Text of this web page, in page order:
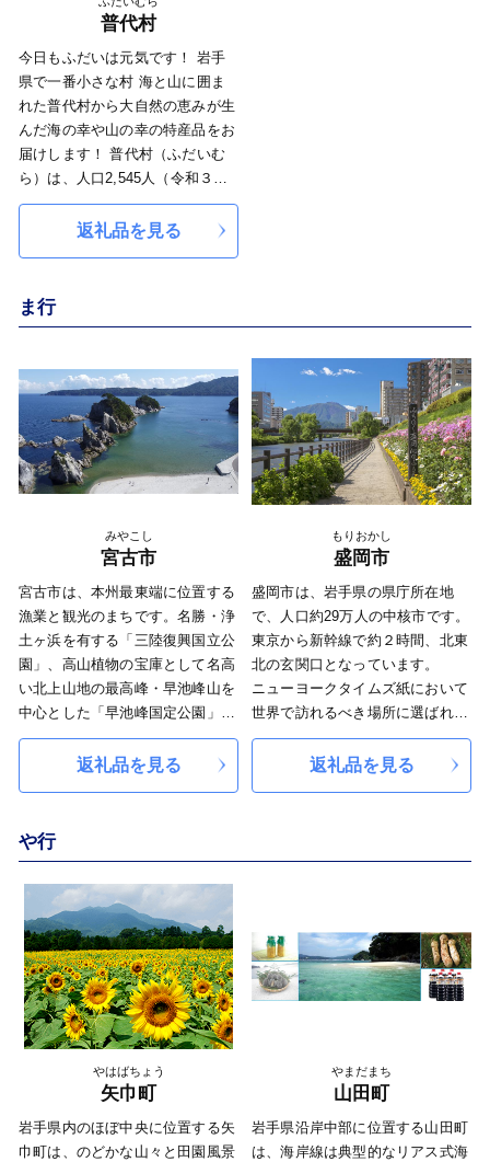
鳴き声、姿ともに優雅であり、町
民の耳元にも多く接し、自然愛護
の心を育てるのにふさわしい鳥で
す。美しい自然が、いつまでも残
ることを期待し自然の豊かなとこ
ろに住むうぐいすを町の鳥に選定
しています。
♣町の木 すぎ
まっすぐに伸びている姿は、歴史
りなく躍進する本町の象徴として
町の木に選定しています。
普代村
今日もふだいは元気です！ 岩手
県で一番小さな村 海と山に囲ま
れた普代村から大自然の恵みが生
んだ海の幸や山の幸の特産品をお
届けします！ 普代村（ふだいむ
ら）は、人口2,545人（令和３年
４月時点）の海と山に囲まれた自
然豊かな岩手県で一番小さな村で
市、東には雄大な太平洋といった
と寒流が交わる普代の海は海産物
の宝庫です。一年を通して新鮮な
海産物が豊富に水揚げされていま
す。 さらに冷涼な気候を生かし
た農林業も盛んです。
返礼品を見る
ま行
みやこし
宮古市
宮古市は、本州最東端に位置する
漁業と観光のまちです。名勝・浄
土ヶ浜を有する「三陸復興国立公
園」、高山植物の宝庫として名高
い北上山地の最高峰・早池峰山を
中心とした「早池峰国定公園」を
はじめ、豊かな自然に恵まれてい
また、岩手県沿岸では昔から牛乳
この瓶うにから着想を得たのが瓶
ドンです。瓶ドンは瓶に詰まった
宮古の海の恵みをその場でご飯に
かけて食べる体験型のご当地丼で
す。瓶の中身はイクラやうに、ホ
タテやめかぶなど、店によって違
い、各店舗で工夫と趣向を凝らし
ています。
返礼品を見る
もりおかし
盛岡市
盛岡市は、岩手県の県庁所在地
で、人口約29万人の中核市です。
東京から新幹線で約２時間、北東
北の玄関口となっています。
ニューヨークタイムズ紙において
世界で訪れるべき場所に選ばれ
た、大正時代の和洋折衷の街並み
を歩いて周れる宝石のような街並
みが自慢です。
品もたくさんありますが盛岡の魅
返礼品を見る
や行
やはばちょう
矢巾町
岩手県内のほぼ中央に位置する矢
巾町は、のどかな山々と田園風景
やまだまち
山田町
岩手県沿岸中部に位置する山田町
は、海岸線は典型的なリアス式海